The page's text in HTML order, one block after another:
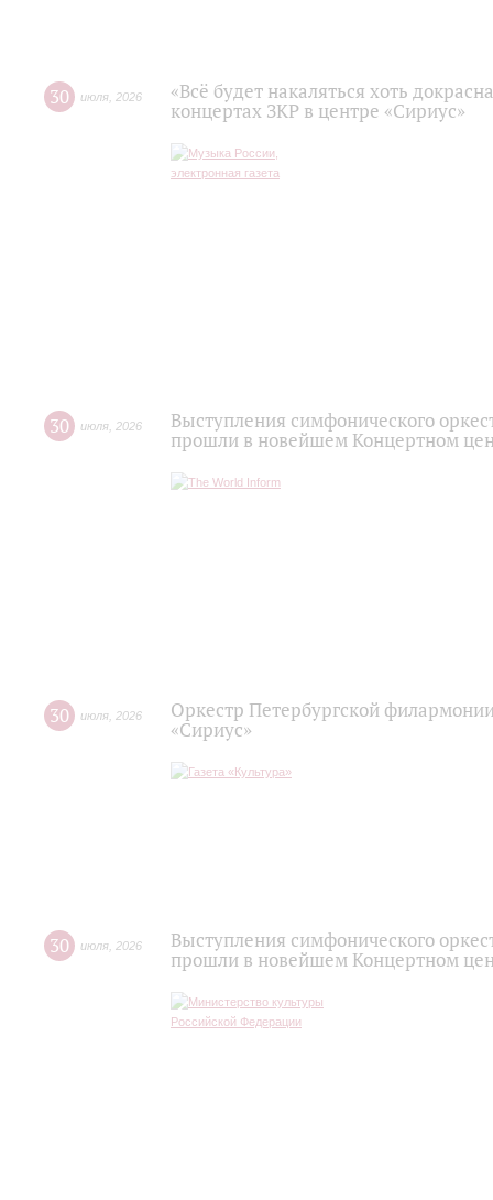
30 июля 2026
«Всё будет накаляться хоть
концертах ЗКР в центре «Сириус»
30 июля 2026
Выступления симфонического
прошли в новейшем Концертном
30 июля 2026
Оркестр Петербургской
«Сириус»
30 июля 2026
Выступления симфонического
прошли в новейшем Концертном